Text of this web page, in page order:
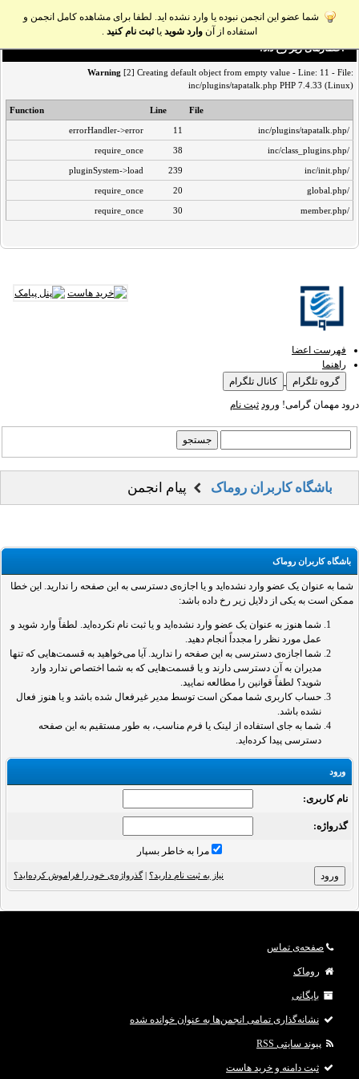
شما عضو این انجمن نبوده یا وارد نشده اید. لطفا برای مشاهده کامل انجمن و
استفاده از آن وارد شوید یاثبت نام کنید .
اخطار‌های زیر رخ داد:
Warning [2] Creating default object from empty value - Line: 11 - File:
inc/plugins/tapatalk.php PHP 7.4.33 (Linux)
File
Line
Function
/inc/plugins/tapatalk.php
11
errorHandler->error
/inc/class_plugins.php
38
require_once
/inc/init.php
239
pluginSystem->load
/global.php
20
require_once
/member.php
30
require_once
فهرست اعضا
راهنما
گروه تلگرام
کانال تلگرام
درود مهمان گرامی! ورود ثبت نام
باشگاه کاربران روماک پیام انجمن
باشگاه کاربران روماک
شما به عنوان یک عضو وارد نشده‌اید و یا اجازه‌ی دسترسی به این صفحه را ندارید. این خطا
ممکن است به یکی از دلایل زیر رخ داده باشد:
شما هنوز به عنوان یک عضو وارد نشده‌اید و یا ثبت نام نکرده‌اید. لطفاً وارد شوید و
عمل مورد نظر را مجدداً انجام دهید.
شما اجازه‌ی دسترسی به این صفحه را ندارید. آیا می‌خواهید به قسمت‌هایی که تنها
مدیران به آن دسترسی دارند و یا قسمت‌هایی که به شما اختصاص ندارد وارد
شوید؟ لطفاً قوانین را مطالعه نمایید.
حساب کاربری شما ممکن است توسط مدیر غیرفعال شده باشد و یا هنوز فعال
نشده باشد.
شما به جای استفاده از لینک یا فرم مناسب، به طور مستقیم به این صفحه
دسترسی پیدا کرده‌اید.
ورود
نام کاربری:
گذرواژه‌:
مرا به خاطر بسپار
نیاز به ثبت نام دارید؟ |گذرواژه‌ی خود را فراموش کرده‌اید؟
صفحه‌ی تماس
روماک
بایگانی
نشانه‌گذاری تمامی انجمن‌ها به عنوان خوانده شده
پیوند سایتی RSS
ثبت دامنه و خرید هاست